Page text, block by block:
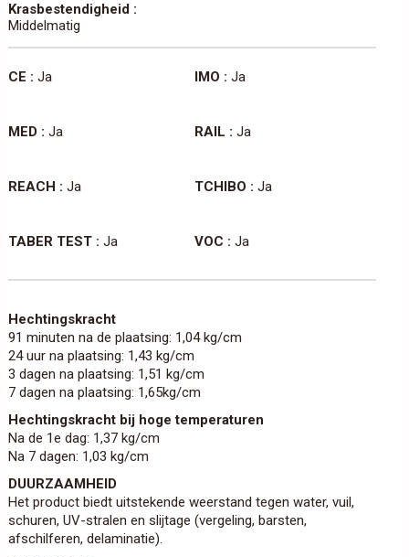
Krasbestendigheid :
Middelmatig
CE : Ja IMO : Ja
MED : Ja RAIL : Ja
REACH : Ja TCHIBO : Ja
TABER TEST : Ja VOC : Ja
Hechtingskracht
91 minuten na de plaatsing: 1,04 kg/cm
24 uur na plaatsing: 1,43 kg/cm
3 dagen na plaatsing: 1,51 kg/cm
7 dagen na plaatsing: 1,65kg/cm
Hechtingskracht bij hoge temperaturen
Na de 1e dag: 1,37 kg/cm
Na 7 dagen: 1,03 kg/cm
DUURZAAMHEID
Het product biedt uitstekende weerstand tegen water, vuil,
schuren, UV-stralen en slijtage (vergeling, barsten,
afschilferen, delaminatie).